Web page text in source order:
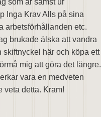
som är sämst ur
Inga Krav Alls på sina
arbetsförhållanden etc.
brukade älska att vandra
här och köpa ett
mig att göra det längre.
vara en medveten
veta detta. Kram!